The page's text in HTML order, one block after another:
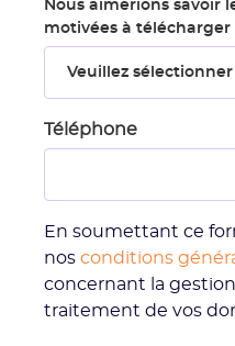
Nous aimerions savoir
motivées à télécharger
Téléphone
En soumettant ce
nos conditions
concernant la
traitement de vos